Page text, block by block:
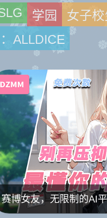
学园 女子校
ALLDICE
赛博女友，无限制的AI